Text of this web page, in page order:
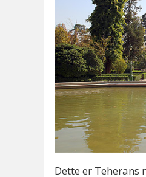
Dette er